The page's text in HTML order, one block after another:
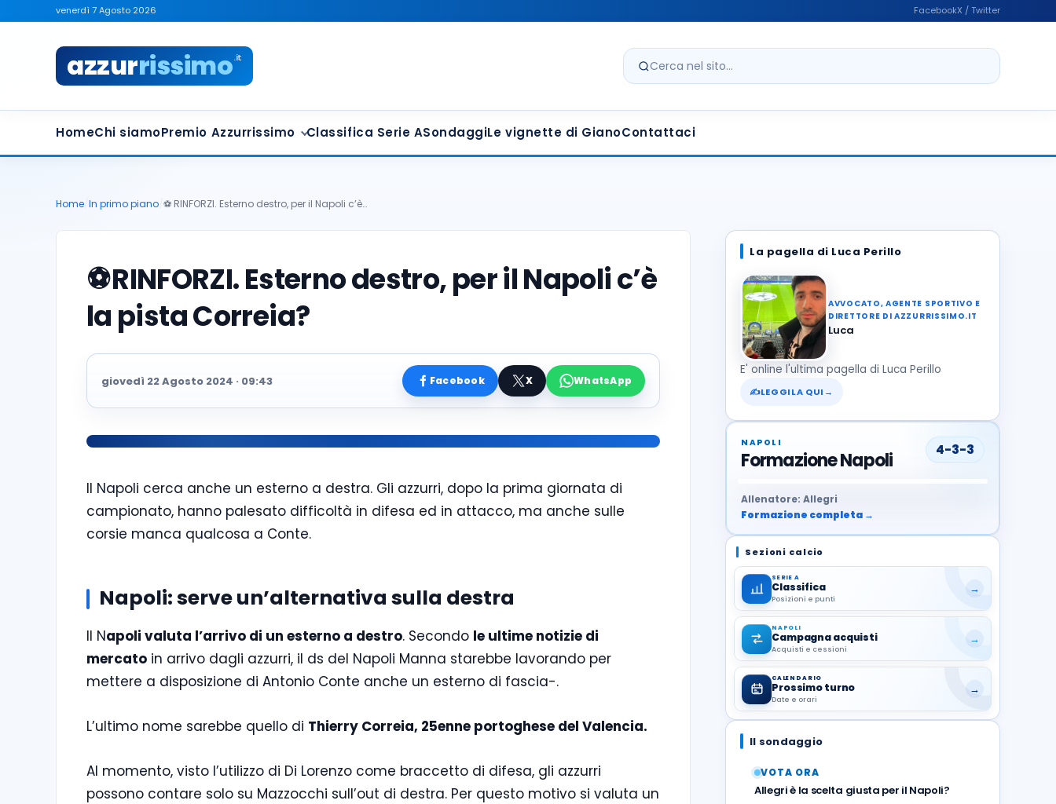
venerdì 7 Agosto 2026 FacebookX / Twitter
azzurrissimo.it
Cerca nel sito
HomeChi siamoPremio Azzurrissimo Classifica Serie ASondaggiLe vignette di GianoContattaci
Home In primo piano ⚽️ RINFORZI. Esterno destro, per il Napoli c’è…
⚽️RINFORZI. Esterno destro, per il Napoli c’è
la pista Correia?
giovedì 22 Agosto 2024 · 09:43 Facebook X WhatsApp
Il Napoli cerca anche un esterno a destra. Gli azzurri, dopo la prima giornata di
campionato, hanno palesato difficoltà in difesa ed in attacco, ma anche sulle
corsie manca qualcosa a Conte.
Napoli: serve un’alternativa sulla destra
Il Napoli valuta l’arrivo di un esterno a destro. Secondo le ultime notizie di
mercato in arrivo dagli azzurri, il ds del Napoli Manna starebbe lavorando per
mettere a disposizione di Antonio Conte anche un esterno di fascia-.
L’ultimo nome sarebbe quello di Thierry Correia, 25enne portoghese del Valencia.
Al momento, visto l’utilizzo di Di Lorenzo come braccetto di difesa, gli azzurri
possono contare solo su Mazzocchi sull’out di destra. Per questo motivo si valuta un
La pagella di Luca Perillo
AVVOCATO, AGENTE SPORTIVO E
DIRETTORE DI AZZURRISSIMO.IT
Luca
E' online l'ultima pagella di Luca Perillo
✍LEGGILA QUI →
NAPOLI
Formazione Napoli 4-3-3
Allenatore: Allegri
Formazione completa →
Sezioni calcio
SERIE A
Classifica
Posizioni e punti
→
NAPOLI
Campagna acquisti
Acquisti e cessioni
→
CALENDARIO
Prossimo turno
Date e orari
→
Il sondaggio
VOTA ORA
Allegri è la scelta giusta per il Napoli?